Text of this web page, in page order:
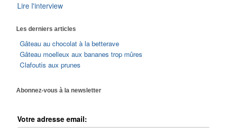
Lire l'interview
Les derniers articles
Gâteau au chocolat à la betterave
Gâteau moelleux aux bananes trop mûres
Clafoutis aux prunes
Abonnez-vous à la newsletter
Votre adresse email: